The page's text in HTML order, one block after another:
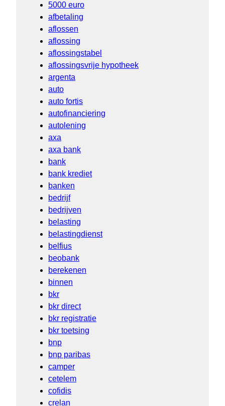
5000 euro
afbetaling
aflossen
aflossing
aflossingstabel
aflossingsvrije hypotheek
argenta
auto
auto fortis
autofinanciering
autolening
axa
axa bank
bank
bank krediet
banken
bedrijf
bedrijven
belasting
belastingdienst
belfius
beobank
berekenen
binnen
bkr
bkr direct
bkr registratie
bkr toetsing
bnp
bnp paribas
camper
cetelem
cofidis
crelan